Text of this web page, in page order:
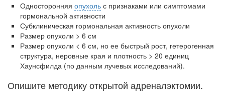
заключается в
родителей в
больничной палате
бесплатно, в течении всего срока лечения...
Односторонняя опухоль с признаками или симптомами
гормональной актив­ности
Субклиническая гормональная активность опухоли
Размер опухоли > 6 см
Размер опухоли < 6 см, но ее быстрый рост, гетерогенная
структура, неровные края и плотность > 20 единиц
Хаунсфилда (по данным лучевых исследований).
Опишите методику открытой адреналэктомии.